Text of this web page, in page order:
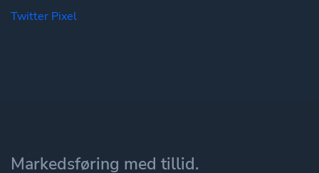
Twitter Pixel
Markedsføring med tillid.